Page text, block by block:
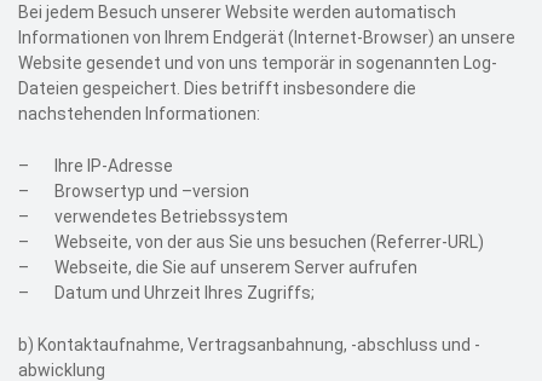
Bei jedem Besuch unserer Website werden automatisch
Informationen von Ihrem Endgerät (Internet-Browser) an unsere
Website gesendet und von uns temporär in sogenannten Log-
Dateien gespeichert. Dies betrifft insbesondere die
nachstehenden Informationen:
–
Ihre IP-Adresse
–
Browsertyp und –version
– verwendetes Betriebssystem
– Webseite, von der aus Sie uns besuchen (Referrer-URL)
– Webseite, die Sie auf unserem Server aufrufen
–
Datum und Uhrzeit Ihres Zugriffs;
b) Kontaktaufnahme, Vertragsanbahnung, -abschluss und -
abwicklung